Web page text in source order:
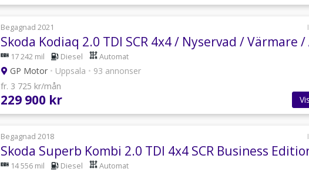
Begagnad 2021
17 242 mil Diesel Automat
GP Motor • Uppsala • 93 annonser
fr. 3 725 kr/mån
229 900 kr
Begagnad 2018
14 556 mil Diesel Automat